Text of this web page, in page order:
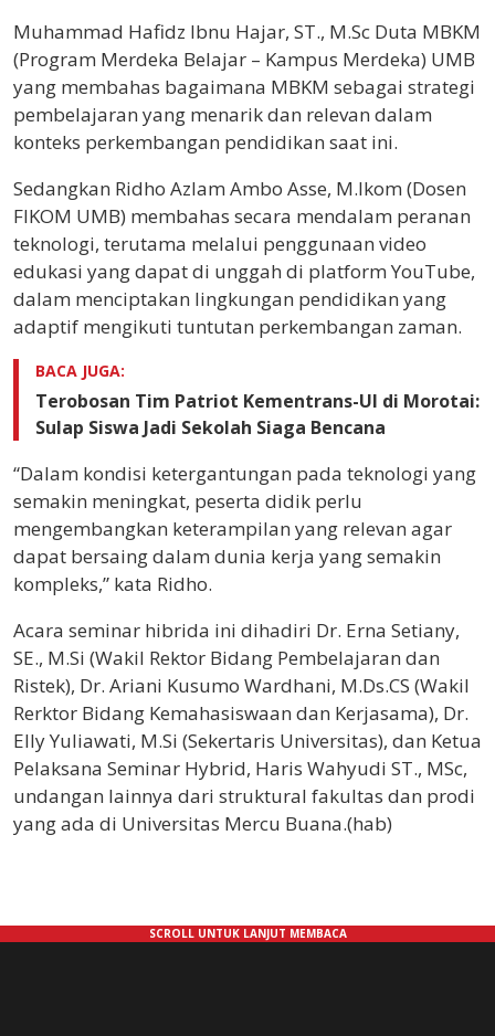
Muhammad Hafidz Ibnu Hajar, ST., M.Sc Duta MBKM
(Program Merdeka Belajar – Kampus Merdeka) UMB
yang membahas bagaimana MBKM sebagai strategi
pembelajaran yang menarik dan relevan dalam
konteks perkembangan pendidikan saat ini.
Sedangkan Ridho Azlam Ambo Asse, M.Ikom (Dosen
FIKOM UMB) membahas secara mendalam peranan
teknologi, terutama melalui penggunaan video
edukasi yang dapat di unggah di platform YouTube,
dalam menciptakan lingkungan pendidikan yang
adaptif mengikuti tuntutan perkembangan zaman.
BACA JUGA:
Terobosan Tim Patriot Kementrans-UI di Morotai:
Sulap Siswa Jadi Sekolah Siaga Bencana
“Dalam kondisi ketergantungan pada teknologi yang
semakin meningkat, peserta didik perlu
mengembangkan keterampilan yang relevan agar
dapat bersaing dalam dunia kerja yang semakin
kompleks,” kata Ridho.
Acara seminar hibrida ini dihadiri Dr. Erna Setiany,
SE., M.Si (Wakil Rektor Bidang Pembelajaran dan
Ristek), Dr. Ariani Kusumo Wardhani, M.Ds.CS (Wakil
Rerktor Bidang Kemahasiswaan dan Kerjasama), Dr.
Elly Yuliawati, M.Si (Sekertaris Universitas), dan Ketua
Pelaksana Seminar Hybrid, Haris Wahyudi ST., MSc,
undangan lainnya dari struktural fakultas dan prodi
yang ada di Universitas Mercu Buana.(hab)